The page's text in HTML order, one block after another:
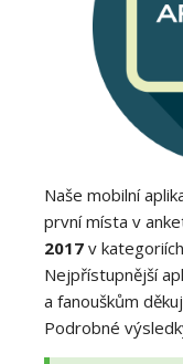
Naše mobilní
první místa v
2017v
Nejpřístupnější
a fanouškům
Podrobné